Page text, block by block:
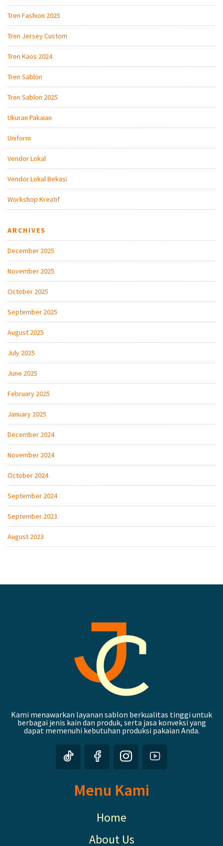
Tren Fashion 2025
Tren Jersey Custom
Tren Kaos 2024
Tren Sablon
Tren Sablon 2025
Ukuran Pakaian
Uniform
Vendor Lokal
Vendor Lokal Bekasi
Workshop Kreatif
ARCHIVES
December 2025
November 2025
October 2025
September 2025
August 2025
July 2025
June 2025
February 2025
January 2025
December 2024
November 2024
October 2024
September 2024
September 2023
August 2023
Kami menawarkan layanan sablon berkualitas tinggi untuk
berbagai jenis kain dan produk, serta jasa konveksi yang
dapat memenuhi kebutuhan produksi pakaian Anda.
Menu Kami
Home
About Us